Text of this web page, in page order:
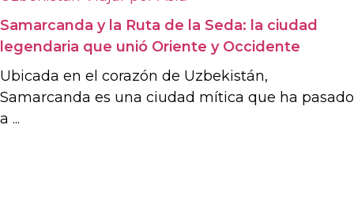
Samarcanda y la Ruta de la Seda: la ciudad
legendaria que unió Oriente y Occidente
Ubicada en el corazón de Uzbekistán,
Samarcanda es una ciudad mítica que ha pasado
a ...